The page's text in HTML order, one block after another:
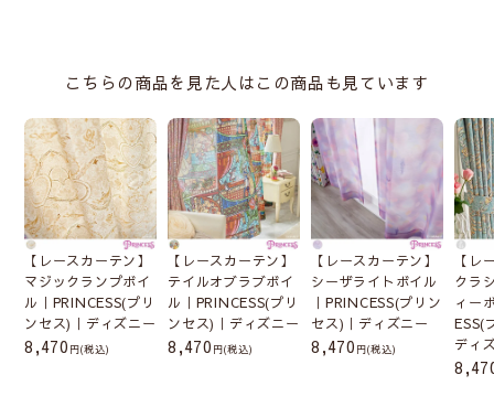
こちらの商品を見た人はこの商品も見ています
【レースカーテン】
マジックランプボイ
ル｜PRINCESS(プリ
ンセス)｜ディズニー
8,470 (税込)
【レースカーテン】
テイルオブラブボイ
ル｜PRINCESS(プリ
ンセス)｜ディズニー
8,470 (税込)
【レースカーテン】
シーザライトボイル
｜PRINCESS(プリン
セス)｜ディズニー
8,470 (税込)
【レ
クラ
ィー
ESS(
ディ